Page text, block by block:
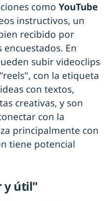
como YouTube
instructivos, un
recibido por
En
subir videoclips
con la etiqueta
con textos,
creativas, y son
con la
principalmente con
tiene potencial
y útil"